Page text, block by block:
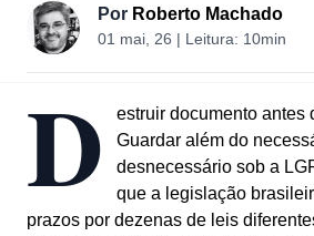
Por Roberto Machado
01 mai, 26 | Leitura: 10min
D
estruir documento antes
Guardar além do
desnecessário sob a
que a legislação
prazos por dezenas de leis